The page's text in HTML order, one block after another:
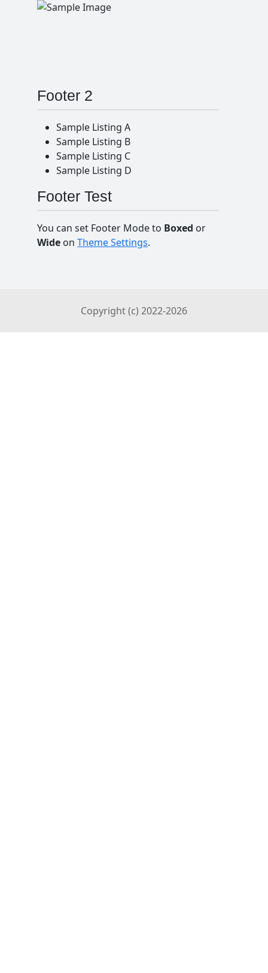
Footer 2
Sample Listing A
Sample Listing B
Sample Listing C
Sample Listing D
Footer Test
You can set Footer Mode to Boxed or
Wide on Theme Settings.
Copyright (c) 2022-2026